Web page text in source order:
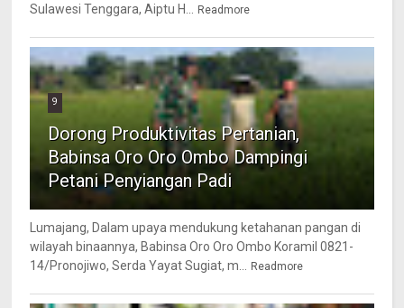
Sulawesi Tenggara, Aiptu H...
Readmore
9
Dorong Produktivitas Pertanian,
Babinsa Oro Oro Ombo Dampingi
Petani Penyiangan Padi
Lumajang, Dalam upaya mendukung ketahanan pangan di
wilayah binaannya, Babinsa Oro Oro Ombo Koramil 0821-
14/Pronojiwo, Serda Yayat Sugiat, m...
Readmore